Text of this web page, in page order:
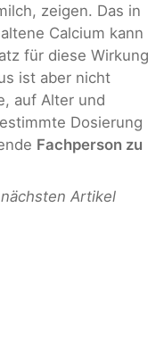
zeigen. Das in
Calcium kann
für diese Wirkung
ist aber nicht
auf Alter und
Dosierung
Fachperson zu
Artikel